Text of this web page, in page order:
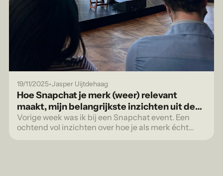
19/11/2025•Jasper Uijtdehaag
Hoe Snapchat je merk (weer) relevant
maakt, mijn belangrijkste inzichten uit de
Brand Session
Vorige week was ik bij een Snapchat event. Een
ochtend vol inzichten over hoe je als merk écht